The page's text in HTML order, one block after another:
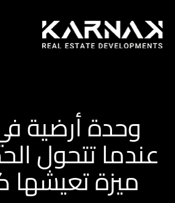
وحدة أرضية
عندما تتحول
ميزة